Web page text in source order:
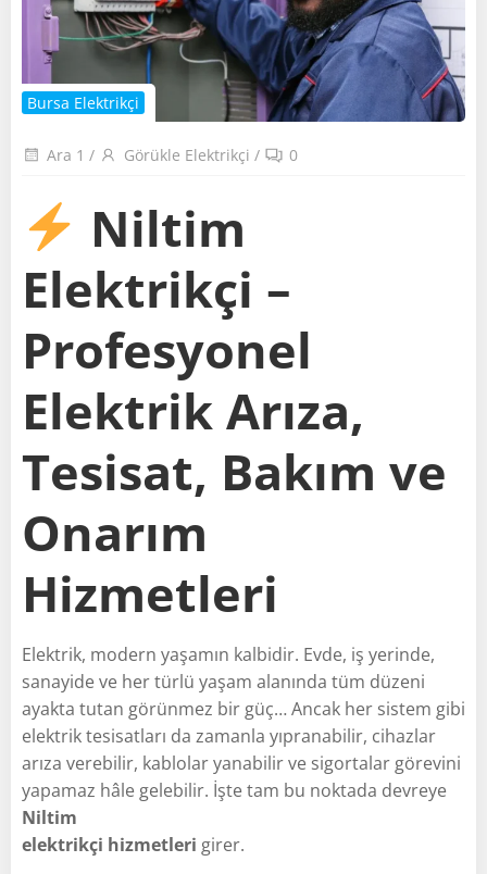
Bursa Elektrikçi
Ara 1 / Görükle Elektrikçi / 0
Niltim
Elektrikçi –
Profesyonel
Elektrik Arıza,
Tesisat, Bakım ve
Onarım
Hizmetleri
Elektrik, modern yaşamın kalbidir. Evde, iş yerinde,
sanayide ve her türlü yaşam alanında tüm düzeni
ayakta tutan görünmez bir güç… Ancak her sistem gibi
elektrik tesisatları da zamanla yıpranabilir, cihazlar
arıza verebilir, kablolar yanabilir ve sigortalar görevini
yapamaz hâle gelebilir. İşte tam bu noktada devreye
Niltim
elektrikçi hizmetleri girer.